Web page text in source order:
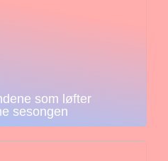
som løfter
sesongen